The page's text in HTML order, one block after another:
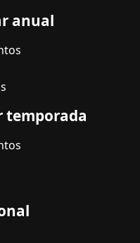
anual
temporada